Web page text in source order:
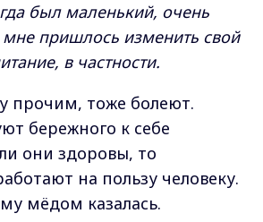
был маленький, очень
пришлось изменить свой
в частности.
прочим, тоже болеют.
бережного к себе
они здоровы, то
на пользу человеку.
мёдом казалась.